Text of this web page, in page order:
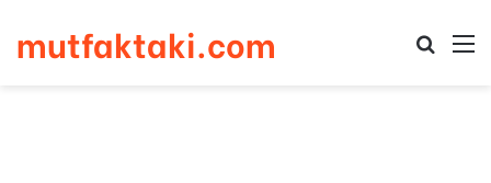
mutfaktaki.com